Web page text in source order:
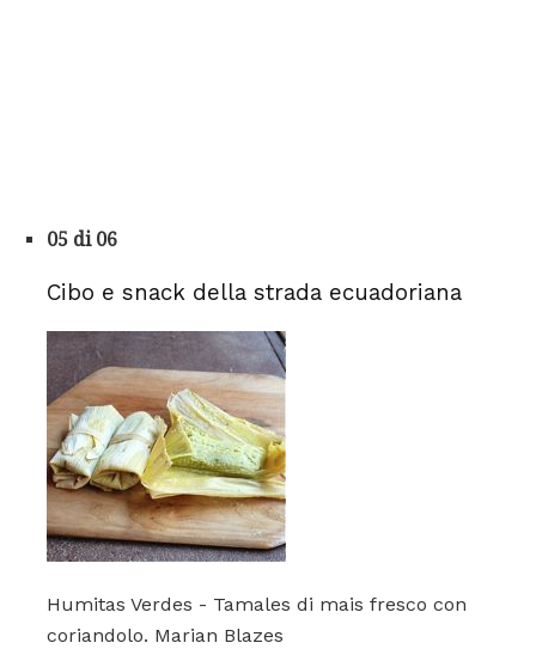
05 di 06
Cibo e snack della strada ecuadoriana
Humitas Verdes - Tamales di mais fresco con
coriandolo. Marian Blazes